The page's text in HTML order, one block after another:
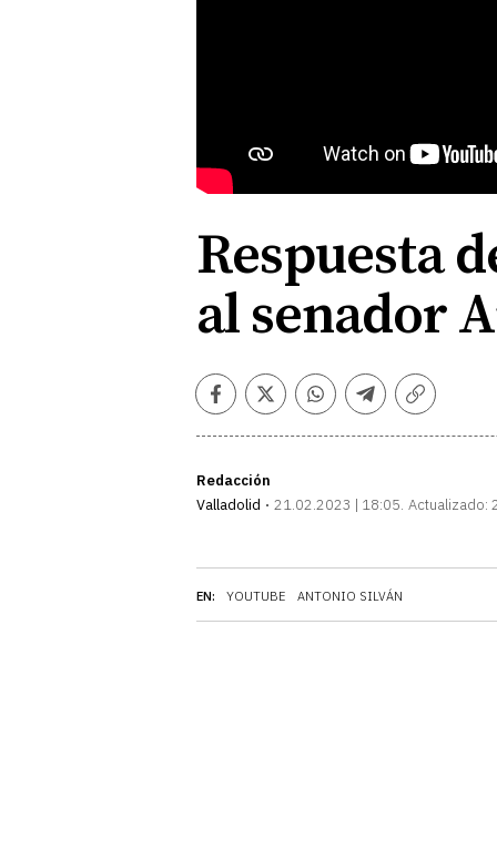
Respuesta
al senador
Facebook
TwitterWhatsapp
Telegram
Copiar
Redacción
Valladolid
21.02.2023 | 18:05 Actualizado:
EN: YOUTUBE ANTONIO SILVÁN